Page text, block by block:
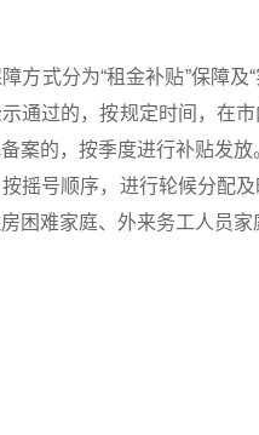
式分为“租金补贴”保障及“
通过的，按规定时间，在
案的，按季度进行补贴发放
摇号顺序，进行轮候分配
困难家庭、外来务工人员家